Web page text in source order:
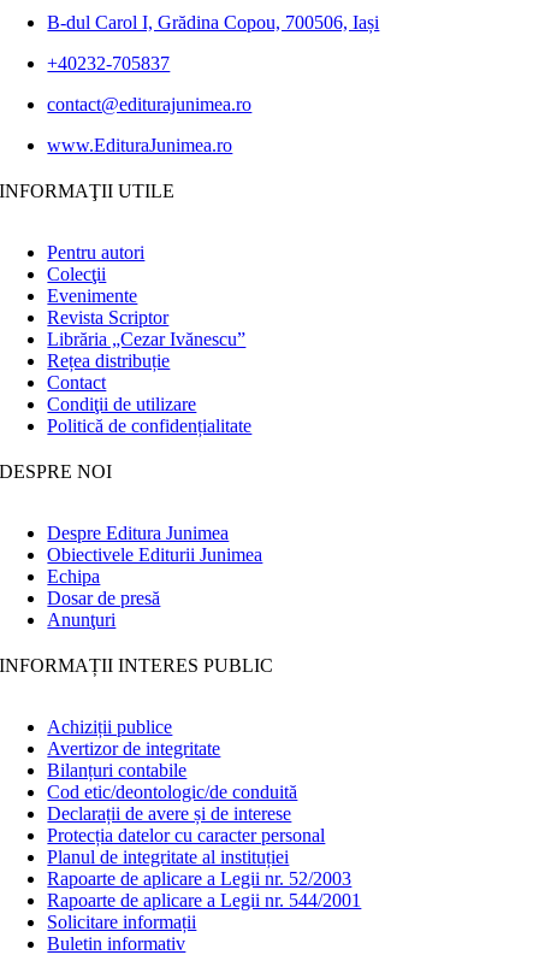
B-dul Carol I, Grădina Copou, 700506, Iași
+40232-705837
contact@editurajunimea.ro
www.EdituraJunimea.ro
INFORMAŢII UTILE
Pentru autori
Colecţii
Evenimente
Revista Scriptor
Librăria „Cezar Ivănescu”
Rețea distribuție
Contact
Condiţii de utilizare
Politică de confidențialitate
DESPRE NOI
Despre Editura Junimea
Obiectivele Editurii Junimea
Echipa
Dosar de presă
Anunţuri
INFORMAȚII INTERES PUBLIC
Achiziții publice
Avertizor de integritate
Bilanțuri contabile
Cod etic/deontologic/de conduită
Declarații de avere și de interese
Protecția datelor cu caracter personal
Planul de integritate al instituției
Rapoarte de aplicare a Legii nr. 52/2003
Rapoarte de aplicare a Legii nr. 544/2001
Solicitare informații
Buletin informativ